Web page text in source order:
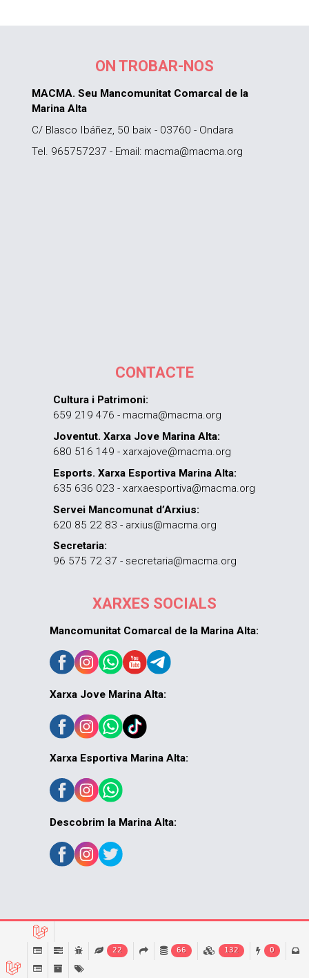
ON TROBAR-NOS
MACMA. Seu Mancomunitat Comarcal de la
Marina Alta
C/ Blasco Ibáñez, 50 baix - 03760 - Ondara
Tel. 965757237 - Email: macma@macma.org
CONTACTE
Cultura i Patrimoni:
659 219 476 - macma@macma.org
Joventut. Xarxa Jove Marina Alta:
680 516 149 - xarxajove@macma.org
Esports. Xarxa Esportiva Marina Alta:
635 636 023 - xarxaesportiva@macma.org
Servei Mancomunat d’Arxius:
620 85 22 83 - arxius@macma.org
Secretaria:
96 575 72 37 - secretaria@macma.org
XARXES SOCIALS
Mancomunitat Comarcal de la Marina Alta:
Xarxa Jove Marina Alta:
Xarxa Esportiva Marina Alta:
Descobrim la Marina Alta:
22 66 132 0